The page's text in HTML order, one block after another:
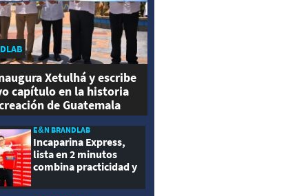
Xetulhá y escribe
capítulo en la historia
de Guatemala
E&N BRANDLAB
Incaparina Express,
lista en 2 minutos
combina practicidad y